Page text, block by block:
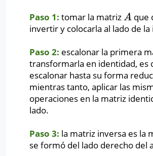
Paso 1: tomar la matriz A
A que
invertir y colocarla al lado de
Paso 2: escalonar la primera
transformarla en identidad, es
escalonar hasta su forma
mientras tanto, aplicar las
operaciones en la matriz
lado.
Paso 3: la matriz inversa es la
se formó del lado derecho del